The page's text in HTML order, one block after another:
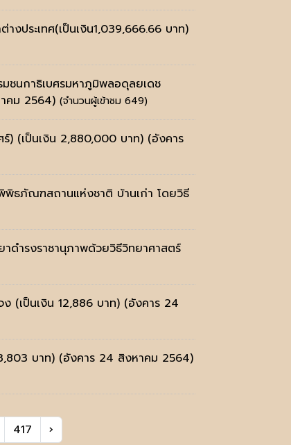
ประเทศ(เป็นเงิน1,039,666.66 บาท)
มชนกาธิเบศรมหาภูมิพลอดุลยเดช
คม 2564) (จำนวนผู้เข้าชม 649)
ร์) (เป็นเงิน 2,880,000 บาท) (อังคาร
พิพิธภัณฑสถานแห่งชาติ บ้านเก่า โดยวิธี
าดำรงราชานุภาพด้วยวิธีวิทยาศาสตร์
ง (เป็นเงิน 12,886 บาท) (อังคาร 24
บาท) (อังคาร 24 สิงหาคม 2564)
417 ›